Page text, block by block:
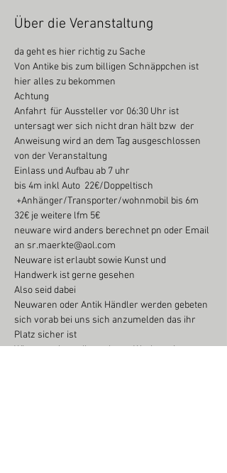
Über die Veranstaltung
da geht es hier richtig zu Sache
Von Antike bis zum billigen Schnäppchen ist
hier alles zu bekommen
Achtung
Anfahrt  für Aussteller vor 06:30 Uhr ist
untersagt wer sich nicht dran hält bzw  der
Anweisung wird an dem Tag ausgeschlossen
von der Veranstaltung
Einlass und Aufbau ab 7 uhr
bis 4m inkl Auto  22€/Doppeltisch
32€ je weitere lfm 5€
neuware wird anders berechnet pn oder Email
an sr.maerkte@aol.com
Neuware ist erlaubt sowie Kunst und
Handwerk ist gerne gesehen
Also seid dabei
Neuwaren oder Antik Händler werden gebeten
sich vorab bei uns sich anzumelden das ihr
Platz sicher ist
Wir garantieren Ihnen beste Werbung im